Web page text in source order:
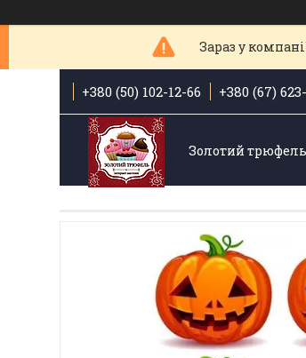
Зараз у
+380 (50) 102-12-66 +380 (67)
Золотий трюфель